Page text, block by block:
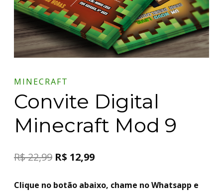
MINECRAFT
Convite Digital
Minecraft Mod 9
R$22,99 R$ 12,99
Clique no botão abaixo, chame no Whatsapp e